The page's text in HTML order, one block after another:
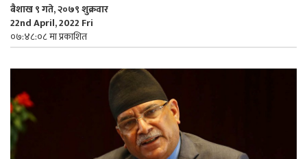
बैशाख ९ गते, २०७९ शुक्रवार
22nd April, 2022 Fri
०७:४८:०८ मा प्रकाशित